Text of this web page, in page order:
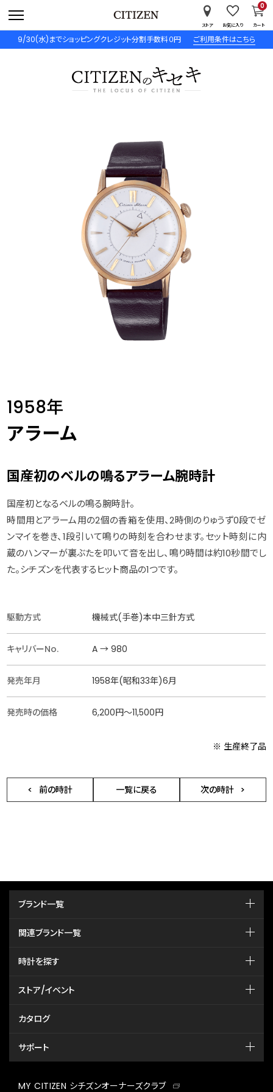
9/30(水)までショッピングクレジット分割手数料０円 ご利用条件はこちら
ストア お気に入り カート
0
1958年
アラーム
国産初のベルの鳴るアラーム腕時計
国産初となるベルの鳴る腕時計。
時間用とアラーム用の2個の香箱を使用、2時側のりゅうず0段でゼ
ンマイを巻き、1段引いて鳴りの時刻を合わせます。セット時刻に内
蔵のハンマーが裏ぶたを叩いて音を出し、鳴り時間は約10秒間でし
た。シチズンを代表するヒット商品の1つです。
駆動方式 機械式(手巻)本中三針方式
キャリバーNo. A → 980
発売年月 1958年(昭和33年)6月
発売時の価格 6,200円〜11,500円
※ 生産終了品
前の時計 一覧に戻る 次の時計
ブランド一覧
関連ブランド一覧
時計を探す
ストア/イベント
カタログ
サポート
MY CITIZEN シチズンオーナーズクラブ